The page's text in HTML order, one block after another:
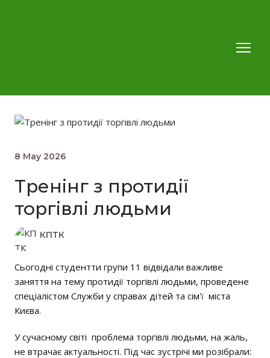
8 May 2026
Тренінг з протидії
торгівлі людьми
КПТК
Сьогодні студентти групи 11 відвідали важливе
заняття на тему протидії торгівлі людьми, проведене
спеціалістом Служби у справах дітей та сім'ї міста
Києва.
​У сучасному світі проблема торгівлі людьми, на жаль,
не втрачає актуальності. Під час зустрічі ми розібрали: